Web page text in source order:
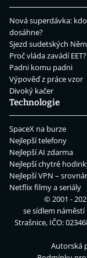
Nová superdávka:
dosáhne?
Sjezd sudetských
Proč vláda zavádí EET?
Padni komu padni
Výpověď z práce vzor
Divoký kačer
Technologie
SpaceX na burze
Nejlepší telefony
Nejlepší AI zdarma
Nejlepší chytré
Nejlepší VPN –
Netflix filmy a seriály
© 2001 -
se sídlem náměstí
Strašnice, IČO:
Autorská